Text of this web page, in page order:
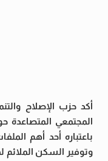
أكد حزب الإصلاح
المجتمعي المتصاعدة
باعتباره أحد أهم
وتوفير السكن الملائم